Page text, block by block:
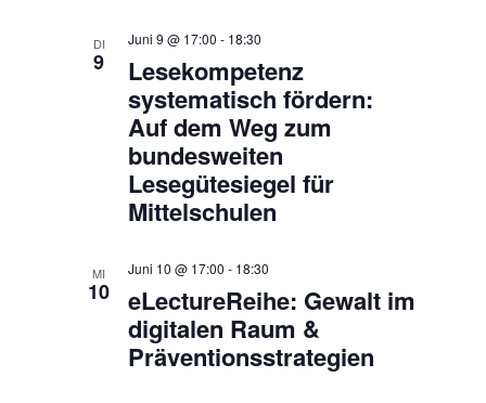
DI
9
Juni 9 @ 17:00 - 18:30
​​Lesekompetenz
systematisch fördern:
Auf dem Weg zum
bundesweiten
Lesegütesiegel für
Mittelschulen​
MI
10
Juni 10 @ 17:00 - 18:30
eLectureReihe: Gewalt im
digitalen Raum &
Präventionsstrategien